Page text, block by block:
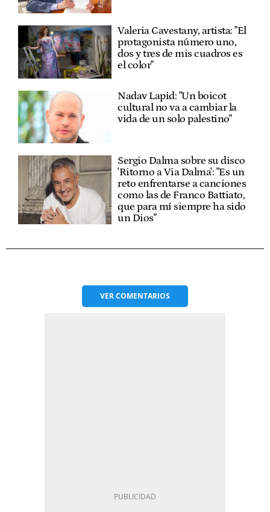
Valeria Cavestany, artista: "El
protagonista número uno,
dos y tres de mis cuadros es
el color"
Nadav Lapid: "Un boicot
cultural no va a cambiar la
vida de un solo palestino"
Sergio Dalma sobre su disco
'Ritorno a Via Dalma': "Es un
reto enfrentarse a canciones
como las de Franco Battiato,
que para mí siempre ha sido
un Dios"
VERCOMENTARIOS